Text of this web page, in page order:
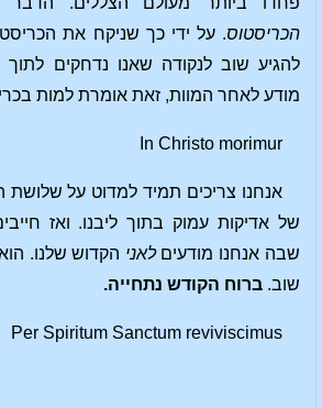
הכריסטוס. על ידי כך שניקח את
להגיע שוב לנקודה שאנו נדחקים לתוך
מודע לאחר המוות, זאת אומרת למות
In Christo morimur
אנחנו צריכים תמיד למדוט על שלושת
של אדיקות עמוק בתוך ליבנו. ואז
שבה אנחנו מודעיםלאני הקדוש שלנו. הוא
שוב.ברוח הקודש נתחייה.
Per Spiritum Sanctum reviviscimus